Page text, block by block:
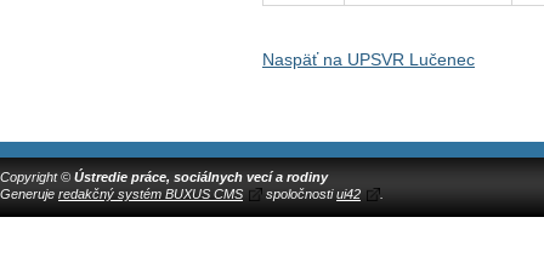
Naspäť na UPSVR Lučenec
Copyright © Ústredie práce, sociálnych vecí a rodiny
Generuje redakčný systém BUXUS CMS spoločnostiui42